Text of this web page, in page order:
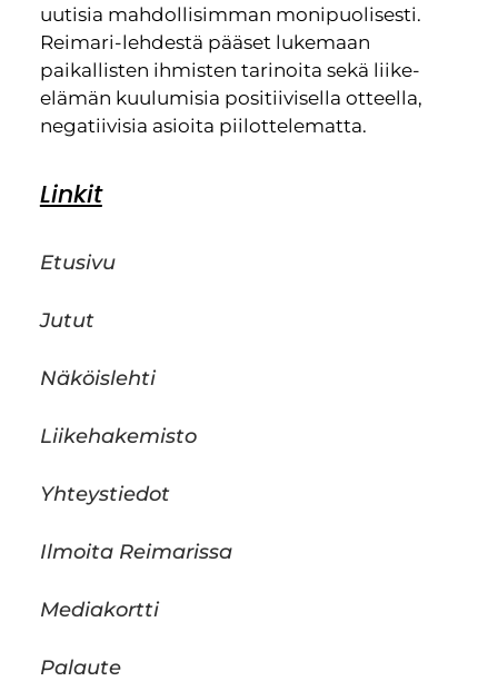
uutisia mahdollisimman monipuolisesti.
Reimari-lehdestä pääset lukemaan
paikallisten ihmisten tarinoita sekä liike-
elämän kuulumisia positiivisella otteella,
negatiivisia asioita piilottelematta.
Linkit
Etusivu
Jutut
Näköislehti
Liikehakemisto
Yhteystiedot
Ilmoita Reimarissa
Mediakortti
Palaute